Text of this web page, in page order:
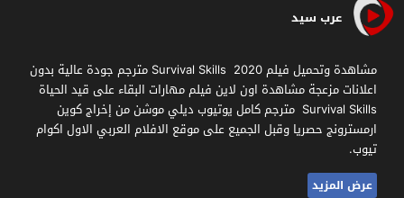
عرب سيد
مشاهدة وتحميل فيلم Survival Skills 2020 مترجم جودة عالية بدون
اعلانات مزعجة مشاهدة اون لاين فيلم مهارات البقاء على قيد الحياة
Survival Skills مترجم كامل يوتيوب ديلي موشن من إخراج كوين
ارمسترونج حصريا وقبل الجميع على موقع الافلام العربي الاول اكوام
تيوب.
عرض المزيد